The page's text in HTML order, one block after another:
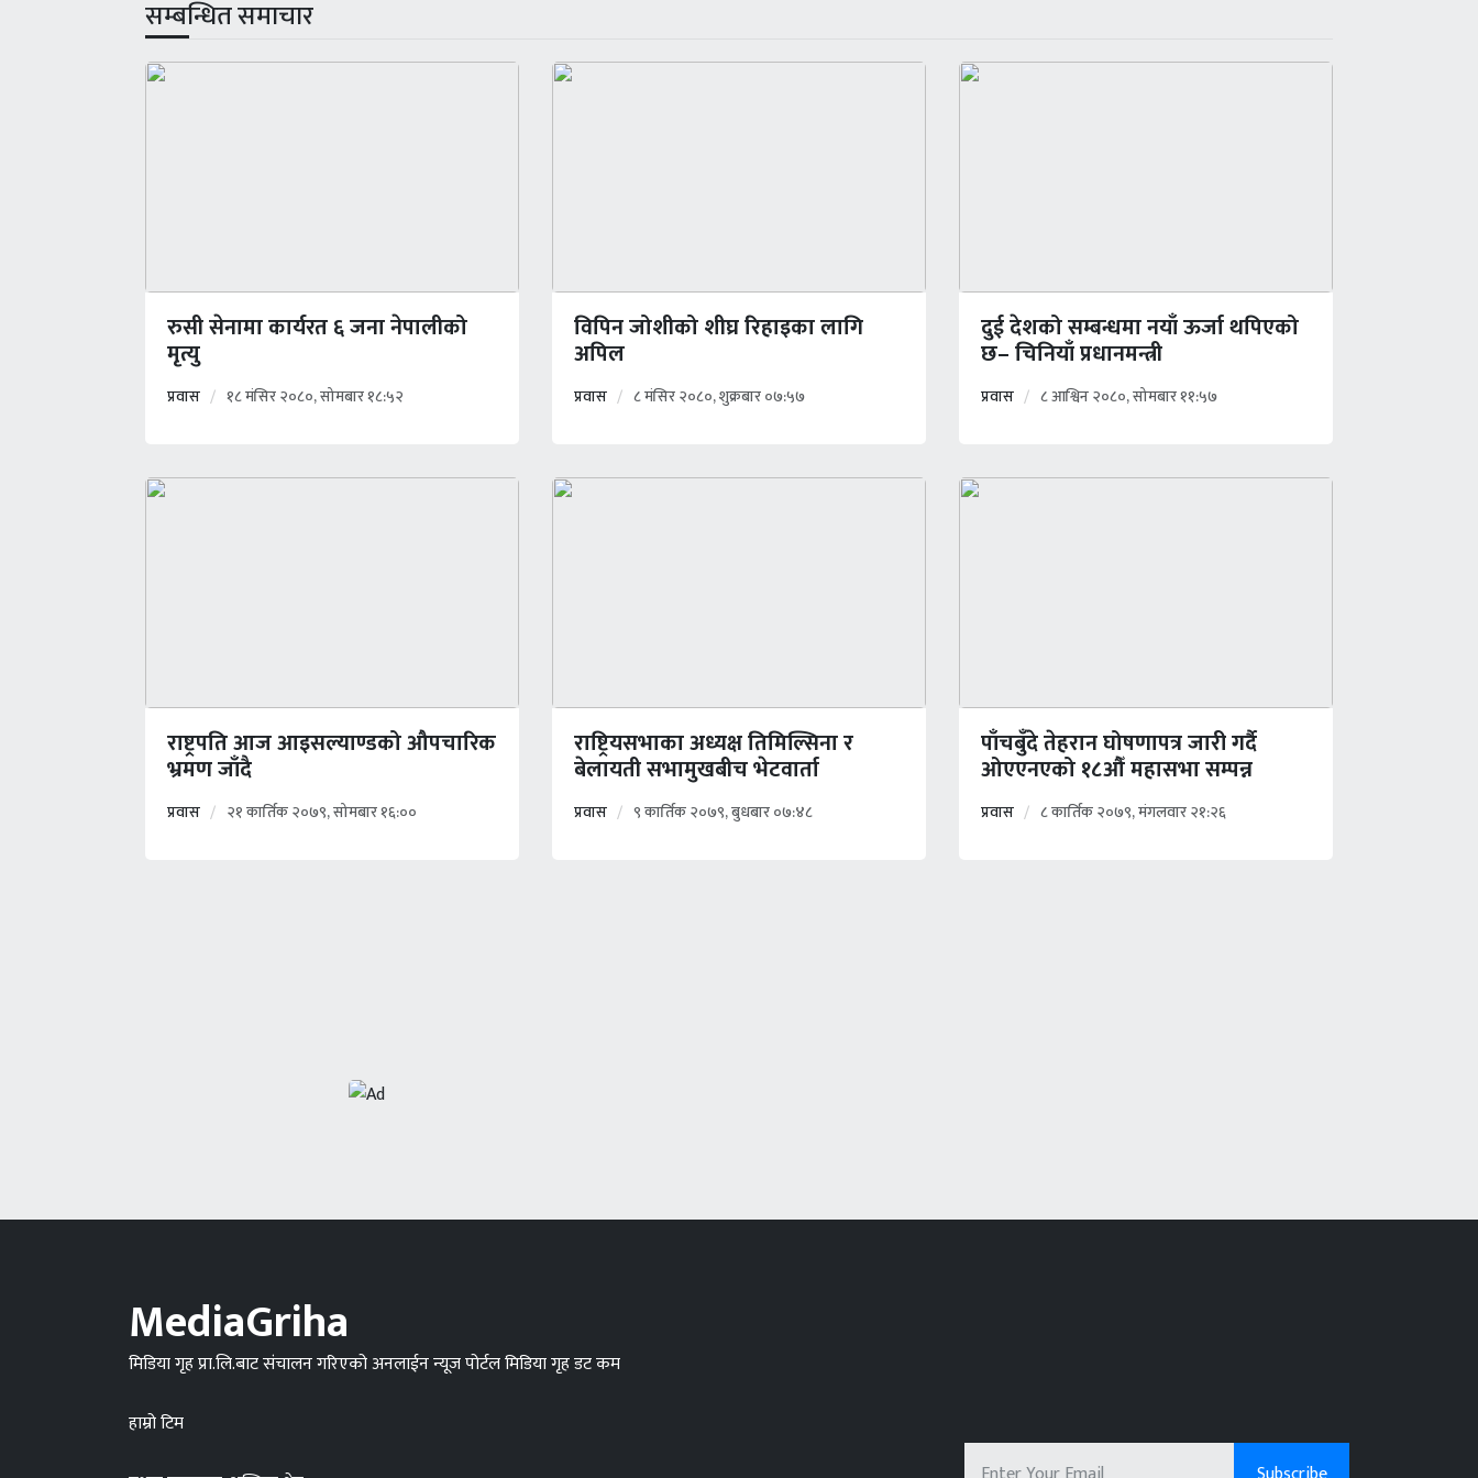
सम्बन्धित समाचार
रुसी सेनामा कार्यरत ६ जना नेपालीको
मृत्यु
प्रवास १८ मंसिर २०८०, सोमबार १८:५२
विपिन जोशीको शीघ्र रिहाइका लागि
अपिल
प्रवास ८ मंसिर २०८०, शुक्रबार ०७:५७
दुई देशको सम्बन्धमा नयाँ ऊर्जा थपिएको
छ– चिनियाँ प्रधानमन्त्री
प्रवास ८ आश्विन २०८०, सोमबार ११:५७
राष्ट्रपति आज आइसल्याण्डको औपचारिक
भ्रमण जाँदै
प्रवास २१ कार्तिक २०७९, सोमबार १६:००
राष्ट्रियसभाका अध्यक्ष तिमिल्सिना र
बेलायती सभामुखबीच भेटवार्ता
प्रवास ९ कार्तिक २०७९, बुधबार ०७:४८
पाँचबुँदे तेहरान घोषणापत्र जारी गर्दै
ओएएनएको १८औँ महासभा सम्पन्न
प्रवास ८ कार्तिक २०७९, मंगलवार २१:२६
MediaGriha
मिडिया गृह प्रा.लि.बाट संचालन गरिएको अनलाईन न्यूज पोर्टल मिडिया गृह डट कम
हाम्रो टिम